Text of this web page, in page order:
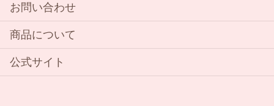
お問い合わせ
商品について
公式サイト